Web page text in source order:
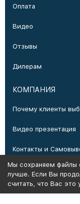
Оплата
Видео
Отзывы
Дилерам
КОМПАНИЯ
Почему клиенты
Видео презентация
Контакты и
Производство
Мы сохраняем файлы
лучше. Если Вы
считать, что Вас это